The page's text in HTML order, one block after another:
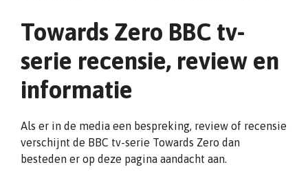
Towards Zero BBC tv-
serie recensie, review en
informatie
Als er in de media een bespreking, review of recensie
verschijnt de BBC tv-serie Towards Zero dan
besteden er op deze pagina aandacht aan.